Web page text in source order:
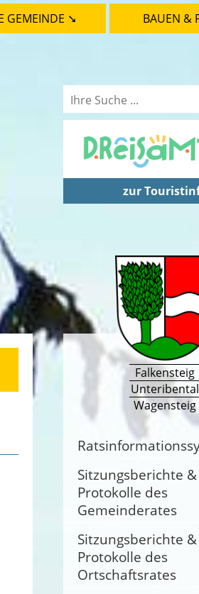
GEMEINDE ➘ BAUEN &
zur
Falkensteig
Unteribental
Wagensteig
Sitzungsberichte &
Protokolle des
Gemeinderates
Sitzungsberichte &
Protokolle des
Ortschaftsrates